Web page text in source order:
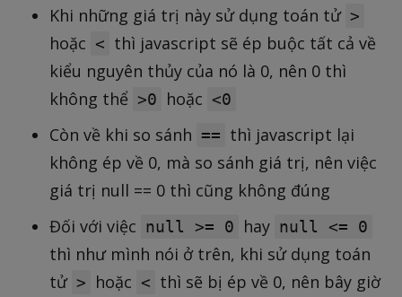
Khi những giá trị này sử dụng toán tử >
hoặc < thì javascript sẽ ép buộc tất cả về
kiểu nguyên thủy của nó là 0, nên 0 thì
không thể >0 hoặc <0
Còn về khi so sánh == thì javascript lại
không ép về 0, mà so sánh giá trị, nên việc
giá trị null == 0 thì cũng không đúng
Đối với việc null >= 0 hay null <= 0
thì như mình nói ở trên, khi sử dụng toán
tử > hoặc < thì sẽ bị ép về 0, nên bây giờ